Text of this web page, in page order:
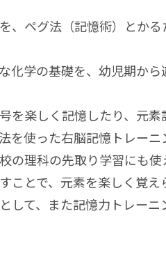
、ペグ法（記憶術）とか
化学の基礎を、幼児期か
を楽しく記憶したり、元
を使った右脳記憶トレーニ
の理科の先取り学習にも使
ことで、元素を楽しく覚え
して、また記憶力トレーニ